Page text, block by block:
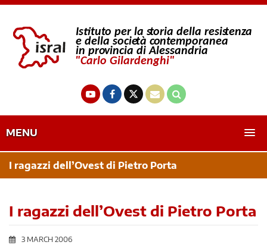
MENU
I ragazzi dell’Ovest di Pietro Porta
I ragazzi dell’Ovest di Pietro Porta
3 MARCH 2006